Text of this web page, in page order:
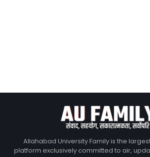
Allahabad University Family is the
platform exclusively committed to air,